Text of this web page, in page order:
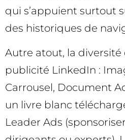
qui s’appuient surtout
des historiques de
Autre atout, la diversité
publicité LinkedIn :
Carrousel, Document
un livre blanc
Leader Ads